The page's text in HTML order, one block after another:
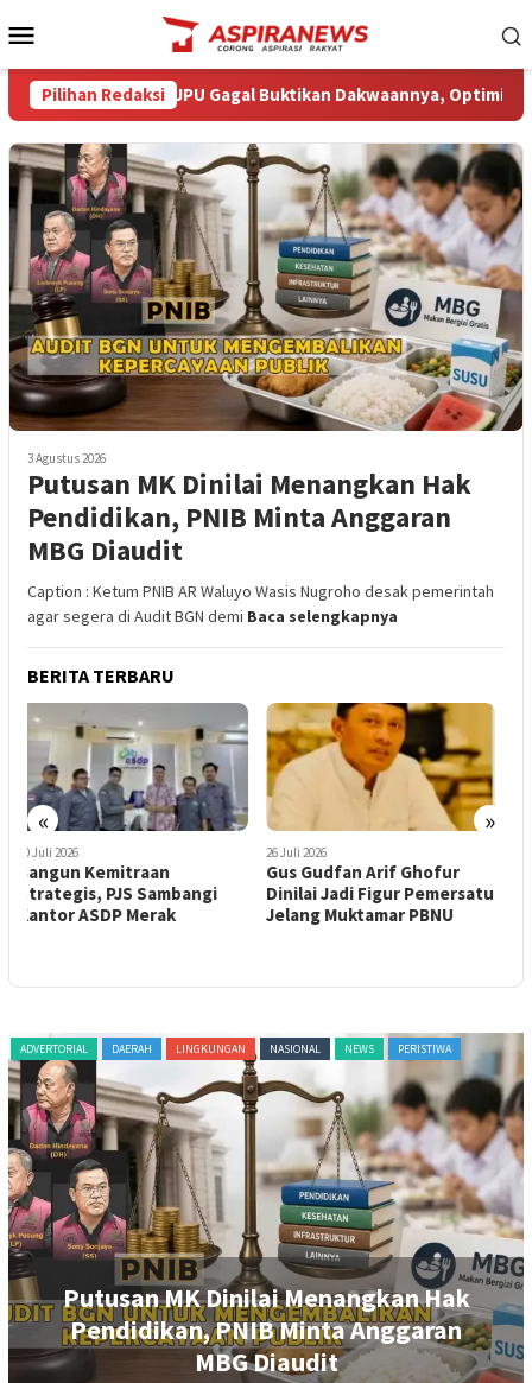
ke
Mobile
Pilihan Redaksi
Nilai JPU Gagal Buktikan Dakwaannya, Optimistis Kliennya
3 Agustus 2026
Putusan MK Dinilai Menangkan Hak
Pendidikan, PNIB Minta Anggaran
MBG Diaudit
Caption : Ketum PNIB AR Waluyo Wasis Nugroho desak pemerintah
agar segera di Audit BGN demi Baca selengkapnya
BERITA TERBARU
« »
26 Juli 2026
Gus Gudfan Arif Ghofur
Dinilai Jadi Figur Pemersatu
Jelang Muktamar PBNU
23 Juli 2026
PJS Resmi Ajukan
Persyaratan Menjadi
Organisasi Konstituen
ADVERTORIAL DAERAH LINGKUNGAN NASIONAL NEWS PERISTIWA
Putusan MK Dinilai Menangkan Hak
Pendidikan, PNIB Minta Anggaran
MBG Diaudit